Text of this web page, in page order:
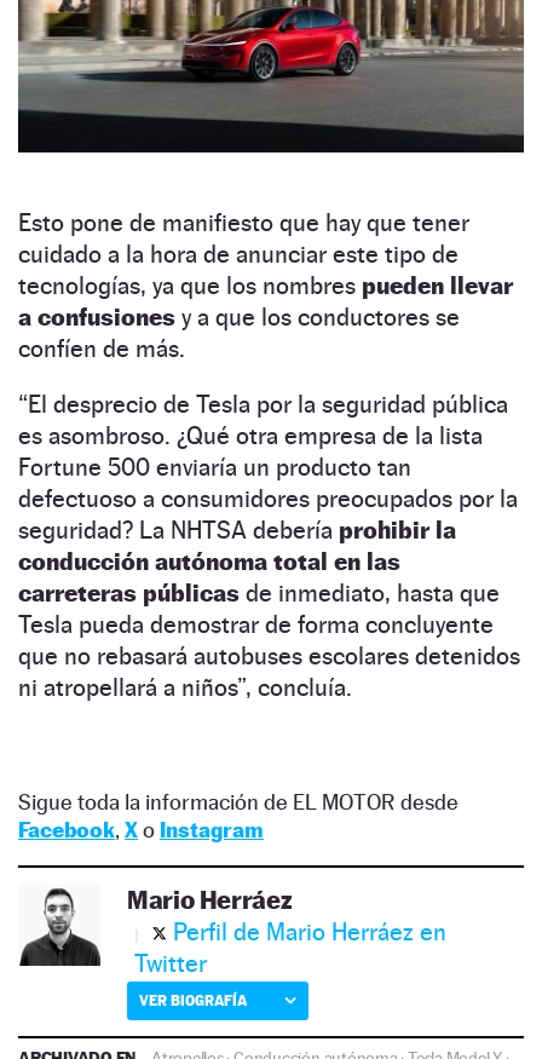
Esto pone de manifiesto que hay que tener
cuidado a la hora de anunciar este tipo de
tecnologías, ya que los nombres pueden llevar
a confusiones y a que los conductores se
confíen de más.
“El desprecio de Tesla por la seguridad pública
es asombroso. ¿Qué otra empresa de la lista
Fortune 500 enviaría un producto tan
defectuoso a consumidores preocupados por la
seguridad? La NHTSA debería prohibir la
conducción autónoma total en las
carreteras públicas de inmediato, hasta que
Tesla pueda demostrar de forma concluyente
que no rebasará autobuses escolares detenidos
ni atropellará a niños”, concluía.
Sigue toda la información de EL MOTOR desde
Facebook, Xo Instagram
Mario Herráez
Perfil de Mario Herráez en
Twitter
VER BIOGRAFÍA